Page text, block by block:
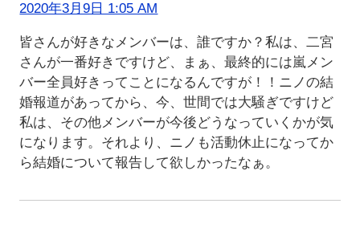
2020年3月9日 1:05 AM
皆さんが好きなメンバーは、誰ですか？私は、二宮
さんが一番好きですけど、まぁ、最終的には嵐メン
バー全員好きってことになるんですが！！ニノの結
婚報道があってから、今、世間では大騒ぎですけど
私は、その他メンバーが今後どうなっていくかが気
になります。それより、ニノも活動休止になってか
ら結婚について報告して欲しかったなぁ。